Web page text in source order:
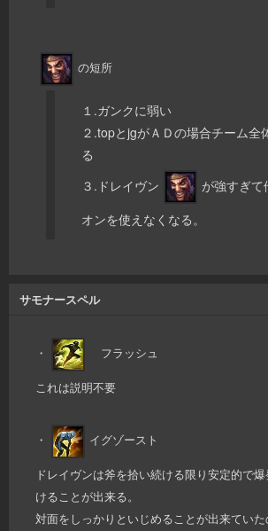
の短所
１.ガンクに弱い
２.topとjgがＡＤの場合チーム全
る
３.ドレイヴン
が強すぎ
オンを使えなくなる。
サモナースペル
・ フラッシュ
これは説明不要
・ イグゾースト
ドレイヴンは斧を拾い続ける限り安定的で
けることが出来る。
対面をしっかりといじめることが出来てい